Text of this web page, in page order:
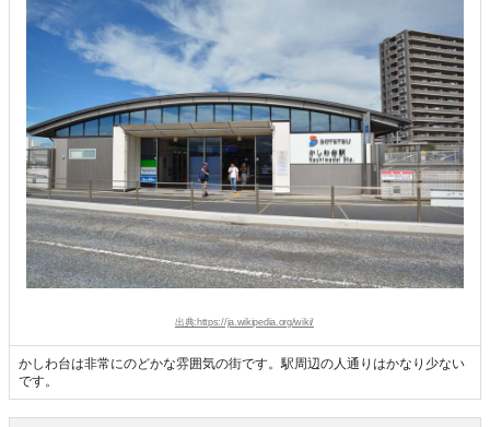
出典:https://ja.wikipedia.org/wiki/
かしわ台は非常にのどかな雰囲気の街です。駅周辺の人通りはかなり少ない
です。